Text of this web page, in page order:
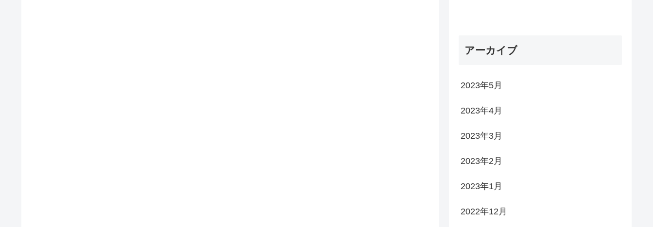
アーカイブ
2023年5月
2023年4月
2023年3月
2023年2月
2023年1月
2022年12月